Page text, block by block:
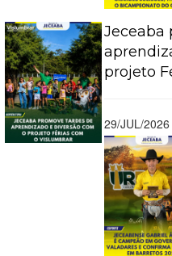
Jeceaba
projeto
29/JUL/2026